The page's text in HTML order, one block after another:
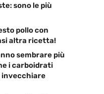
sono le più
pollo con
altra ricetta!
sembrare più
i carboidrati
invecchiare